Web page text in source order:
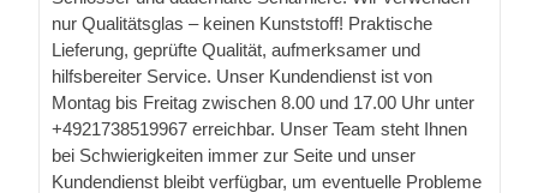
nur Qualitätsglas – keinen Kunststoff! Praktische
Lieferung, geprüfte Qualität, aufmerksamer und
hilfsbereiter Service. Unser Kundendienst ist von
Montag bis Freitag zwischen 8.00 und 17.00 Uhr unter
+4921738519967 erreichbar. Unser Team steht Ihnen
bei Schwierigkeiten immer zur Seite und unser
Kundendienst bleibt verfügbar, um eventuelle Probleme